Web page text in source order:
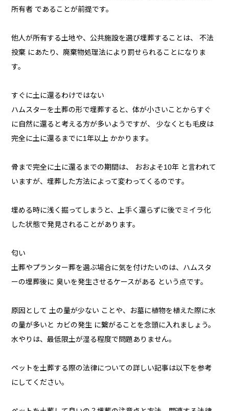
所有者 であることが前提です。
他人が所有する土地や、公共施設を選び埋葬することは、 不法
投棄 にあたり、廃棄物処理法により罰せられることになりま
す。
すぐに土に還るわけではない
ハムスターを土葬の形で埋葬すると、体が小さいことからすぐ
に自然に還ると考える方が多いようですが、 少なくとも毛皮は
完全に土に還るまでに1年以上 かかります。
骨まで完全に土に還るまでの期間は、 おおよそ10年 と言われて
いますが、埋葬した方法によって変わってくるのです。
埋める時に浅く掘ってしまうと、上手く還らずに後でミイラ化
した状態で発見されることがあります。
匂い
土葬やプランター葬を選ぶ場合に気を付けたいのは、ハムスタ
ーの埋葬後に 臭いを発生させるケースがある という点です。
原因として 土の量が少ない ことや、お墓に植物を植えた際に水
の量が多いと カビの発生 に繋がることを念頭に入れましょう。
水やりは、最低限土が湿る程度で問題ありません。
ペットを土葬する際の法律についての詳しい記事は以下を参考
にしてください。